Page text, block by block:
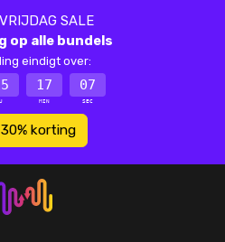
SALE
op alle bundels
eindigt over:
U
17
MIN
07
SEC
korting